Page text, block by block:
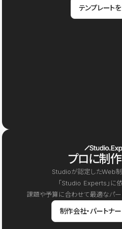
テンプレート
プロに制
Studioが認定したWeb
「Studio Experts」に
課題や予算に合わせて最適なパー
制作会社・パートナ